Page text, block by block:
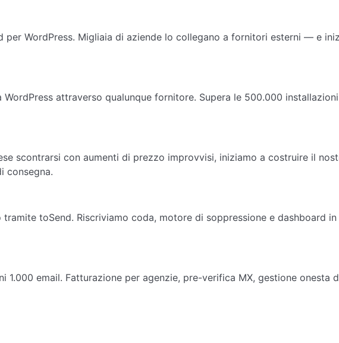
per WordPress. Migliaia di aziende lo collegano a fornitori esterni — e
attraverso qualunque fornitore. Supera le 500.000
scontrarsi con aumenti di prezzo improvvisi, iniziamo a costruire il
consegna.
toSend. Riscriviamo coda, motore di soppressione e dashboard
email. Fatturazione per agenzie, pre-verifica MX, gestione onesta